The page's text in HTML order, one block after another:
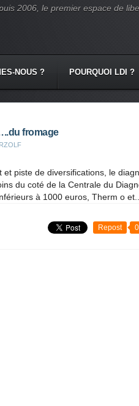
2006, le premier espace de
NOUS ? POURQUOI LDI ?
fromage
et piste de diversifications, le
du coté de la Centrale du
à 1000 euros, Therm o et...
Repost 0